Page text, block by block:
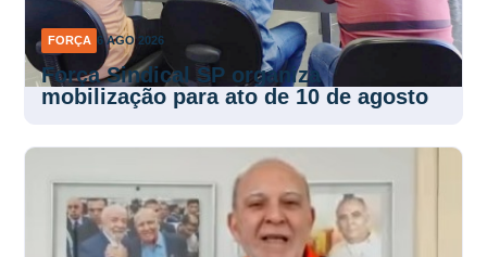
FORÇA 6 AGO 2026
Força Sindical SP organiza
mobilização para ato de 10 de agosto